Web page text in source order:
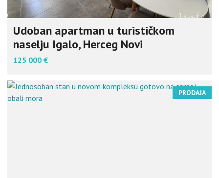
Udoban apartman u turističkom
naselju Igalo, Herceg Novi
125 000 €
PRODAJA